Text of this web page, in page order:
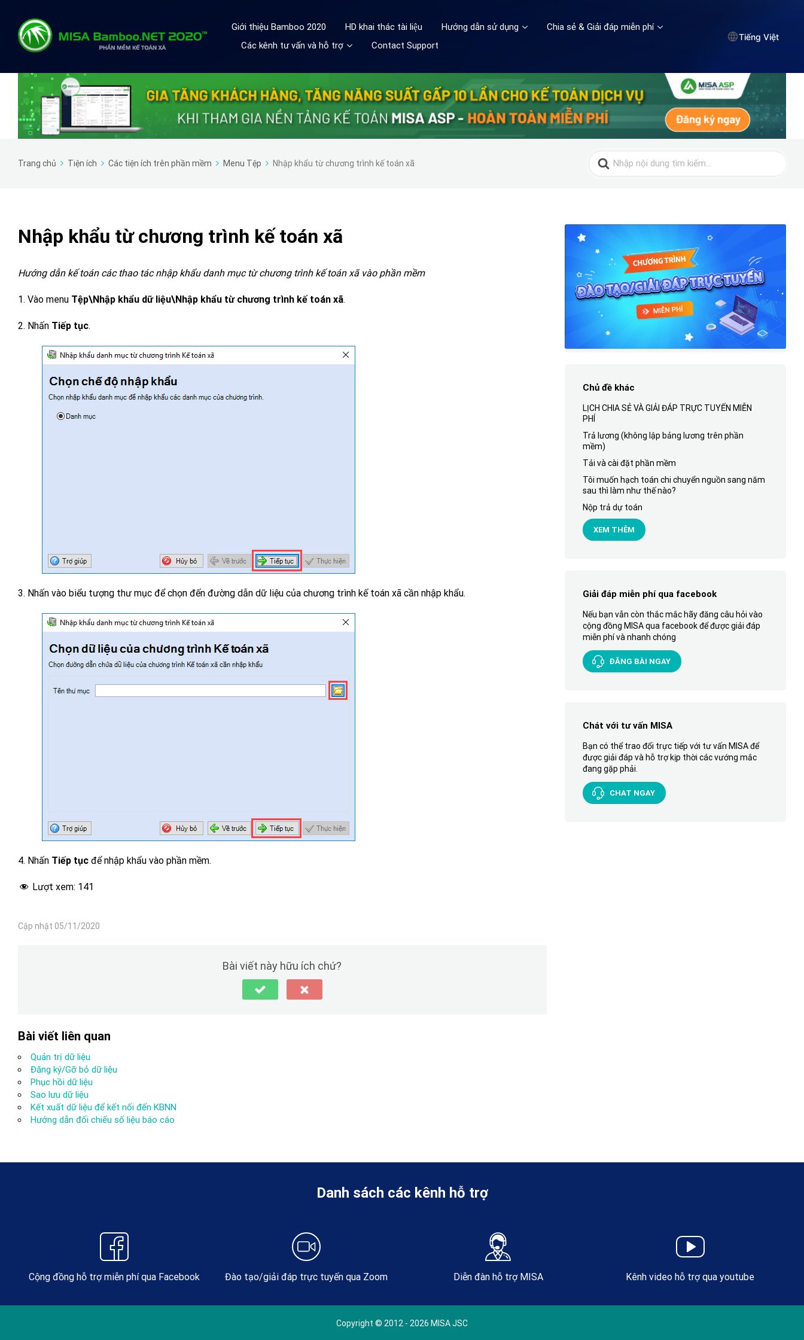
Giới thiệu Bamboo 2020 HD khai thác tài liệu Hướng dẫn sử dụng
Chia sẻ & Giải đáp miễn phí
Các kênh tư vấn và hỗ trợ
Contact Support
Tiếng Việt
Trang chủ Tiện ích Các tiện ích trên phần mềm Menu Tệp Nhập khẩu từ chương trình kế toán xã
Search
for:
Nhập khẩu từ chương trình kế toán xã
Hướng dẫn kế toán các thao tác nhập khẩu danh mục từ chương trình kế toán xã vào phần mềm
1. Vào menu Tệp\Nhập khẩu dữ liệu\Nhập khẩu từ chương trình kế toán xã.
2. Nhấn Tiếp tục.
3. Nhấn vào biểu tượng thư mục để chọn đến đường dẫn dữ liệu của chương trình kế toán xã cần nhập khẩu.
4. Nhấn Tiếp tục để nhập khẩu vào phần mềm.
Lượt xem: 141
Cập nhật 05/11/2020
Bài viết này hữu ích chứ?
Bài viết liên quan
Quản trị dữ liệu
Đăng ký/Gỡ bỏ dữ liệu
Phục hồi dữ liệu
Sao lưu dữ liệu
Kết xuất dữ liệu để kết nối đến KBNN
Hướng dẫn đối chiếu số liệu báo cáo
Chủ đề khác
LỊCH CHIA SẺ VÀ GIẢI ĐÁP TRỰC TUYẾN MIỄN
PHÍ
Trả lương (không lập bảng lương trên phần
mềm)
Tải và cài đặt phần mềm
Tôi muốn hạch toán chi chuyển nguồn sang năm
sau thì làm như thế nào?
Nộp trả dự toán
XEM THÊM
Giải đáp miễn phí qua facebook
Nếu bạn vẫn còn thắc mắc hãy đăng câu hỏi vào
cộng đồng MISA qua facebook để được giải đáp
miễn phí và nhanh chóng
ĐĂNG BÀI NGAY
Chát với tư vấn MISA
Bạn có thể trao đổi trực tiếp với tư vấn MISA để
được giải đáp và hỗ trợ kịp thời các vướng mắc
đang gặp phải.
CHAT NGAY
Danh sách các kênh hỗ trợ
Cộng đồng hỗ trợ miễn phí qua Facebook Đào tạo/giải đáp trực tuyến qua Zoom Diễn đàn hỗ trợ MISA Kênh video hỗ trợ qua youtube
Copyright © 2012 - 2026 MISA JSC